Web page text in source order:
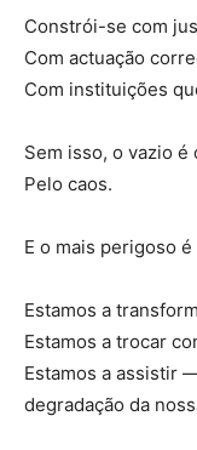
Constrói-se com
Com actuação
Com instituições
Sem isso, o vazio é
Pelo caos.
E o mais perigoso
Estamos a
Estamos a trocar
Estamos a assistir
degradação da